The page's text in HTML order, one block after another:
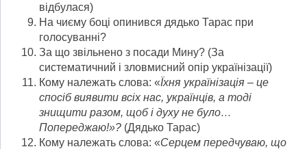
відбулася)
На чиєму боці опинився дядько Тарас при
голосуванні?
За що звільнено з посади Мину? (За
систематичний і зловмисний опір українізації)
Кому належать слова: «Їхня українізація – це
спосіб виявити всіх нас, українців, а тоді
знищити разом, щоб і духу не було…
Попереджаю!»? (Дядько Тарас)
Кому належать слова: «Серцем передчуваю, що